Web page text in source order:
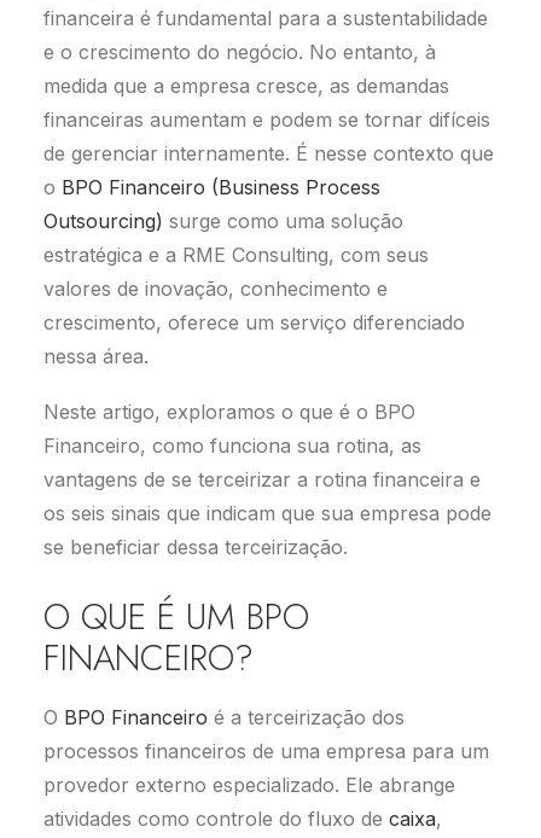
financeira é fundamental para a sustentabilidade
e o crescimento do negócio. No entanto, à
medida que a empresa cresce, as demandas
financeiras aumentam e podem se tornar difíceis
de gerenciar internamente. É nesse contexto que
o BPO Financeiro (Business Process
Outsourcing) surge como uma solução
estratégica e a RME Consulting, com seus
valores de inovação, conhecimento e
crescimento, oferece um serviço diferenciado
nessa área.
Neste artigo, exploramos o que é o BPO
Financeiro, como funciona sua rotina, as
vantagens de se terceirizar a rotina financeira e
os seis sinais que indicam que sua empresa pode
se beneficiar dessa terceirização.
O QUE É UM BPO
FINANCEIRO?
O BPO Financeiro é a terceirização dos
processos financeiros de uma empresa para um
provedor externo especializado. Ele abrange
atividades como controle do fluxo de caixa,